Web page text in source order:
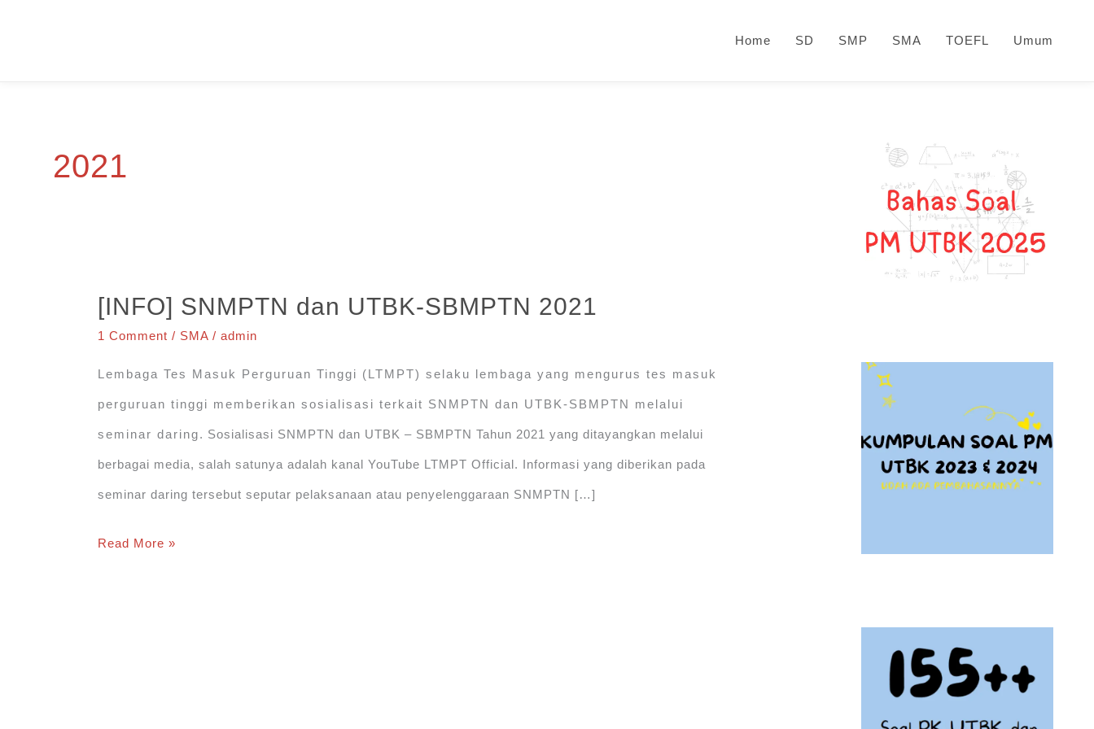
Home SD SMP SMA TOEFL Umum
2021
[INFO] SNMPTN dan UTBK-SBMPTN 2021
1 Comment / SMA /admin
Lembaga Tes Masuk Perguruan Tinggi (LTMPT) selaku lembaga yang mengurus tes masuk
perguruan tinggi memberikan sosialisasi terkait SNMPTN dan UTBK-SBMPTN melalui
seminar daring. Sosialisasi SNMPTN dan UTBK – SBMPTN Tahun 2021 yang ditayangkan melalui
berbagai media, salah satunya adalah kanal YouTube LTMPT Official. Informasi yang diberikan pada
seminar daring tersebut seputar pelaksanaan atau penyelenggaraan SNMPTN […]
[INFO]
Read More »